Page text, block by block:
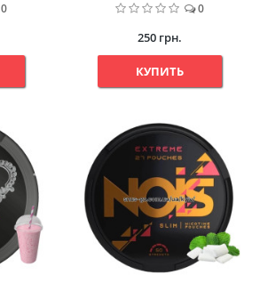
0 0
250 грн.
КУПИТЬ